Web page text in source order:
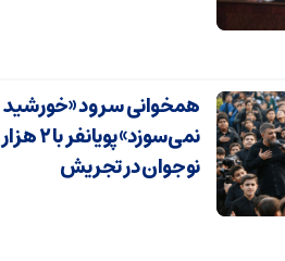
همخوانی سرود «خورشید
نمی‌سوزد» پویانفر با ۲ هزار
نوجوان در تجریش